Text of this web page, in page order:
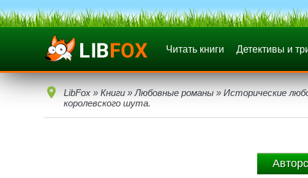
Читать книги Детективы и
LibFox » Книги » Любовные романы » Исторические
королевского шута.